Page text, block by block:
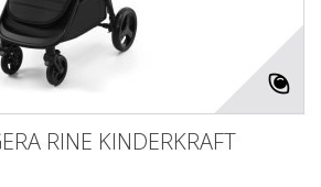
RINE KINDERKRAFT